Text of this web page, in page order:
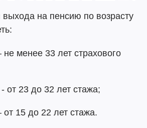
на пенсию по возрасту
не менее 33 лет страхового
от 23 до 32 лет стажа;
от 15 до 22 лет стажа.